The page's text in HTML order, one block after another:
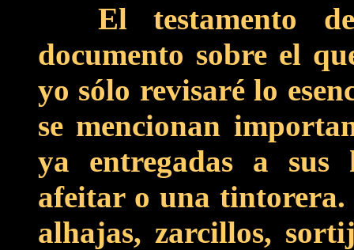
El testamento
documento sobre el
yo sólo revisaré lo
se mencionan
ya entregadas a
afeitar o una
alhajas, zarcillos,